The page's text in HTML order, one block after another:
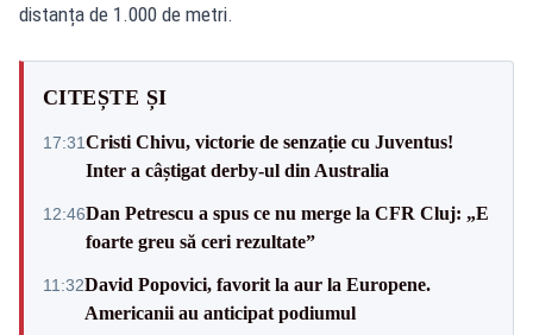
distanța de 1.000 de metri.
CITEȘTE ȘI
17:31Cristi Chivu, victorie de senzație cu Juventus!
Inter a câștigat derby-ul din Australia
12:46Dan Petrescu a spus ce nu merge la CFR Cluj: „E
foarte greu să ceri rezultate”
11:32David Popovici, favorit la aur la Europene.
Americanii au anticipat podiumul